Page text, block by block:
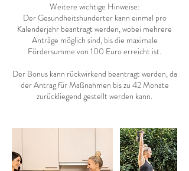
Weitere wichtige Hinweise:
Der Gesundheitshunderter kann einmal pro
Kalenderjahr beantragt werden, wobei mehrere
Anträge möglich sind, bis die maximale
Fördersumme von 100 Euro erreicht ist.
Der Bonus kann rückwirkend beantragt werden, da
der Antrag für Maßnahmen bis zu 42 Monate